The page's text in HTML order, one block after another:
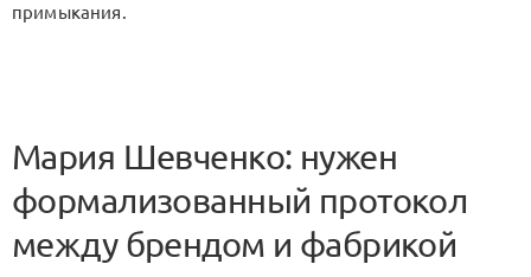
примыкания.
Мария Шевченко: нужен
формализованный протокол
между брендом и фабрикой